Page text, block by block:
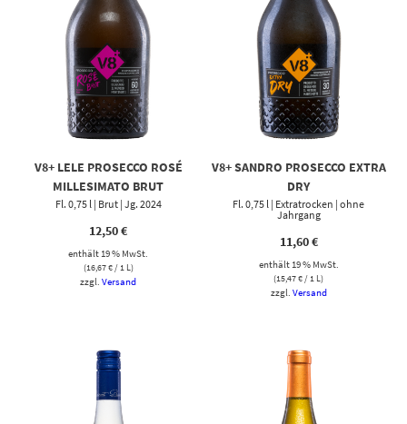
V8+ LELE PROSECCO ROSÉ
MILLESIMATO BRUT
Fl. 0,75 l | Brut | Jg. 2024
12,50€
enthält 19 % MwSt.
(16,67€/ 1 L)
zzgl.Versand
V8+ SANDRO PROSECCO EXTRA
DRY
Fl. 0,75 l | Extratrocken | ohne
Jahrgang
11,60€
enthält 19 % MwSt.
(15,47€/ 1 L)
zzgl. Versand